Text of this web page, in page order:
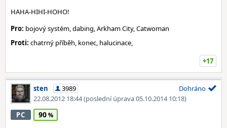
HAHA-HIHI-HOHO!
Pro: bojový systém, dabing, Arkham City, Catwoman
Proti: chatrný příběh, konec, halucinace,
+17
sten
3989
22.08.2012 18:44(poslední úprava 05.10.2014 10:18)
Dohráno
PC 90